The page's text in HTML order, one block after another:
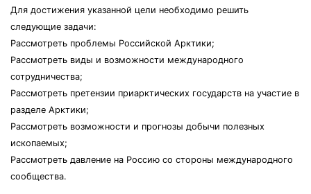
Для достижения указанной цели необходимо решить
следующие задачи:
Рассмотреть проблемы Российской Арктики;
Рассмотреть виды и возможности международного
сотрудничества;
Рассмотреть претензии приарктических государств на участие в
разделе Арктики;
Рассмотреть возможности и прогнозы добычи полезных
ископаемых;
Рассмотреть давление на Россию со стороны международного
сообщества.